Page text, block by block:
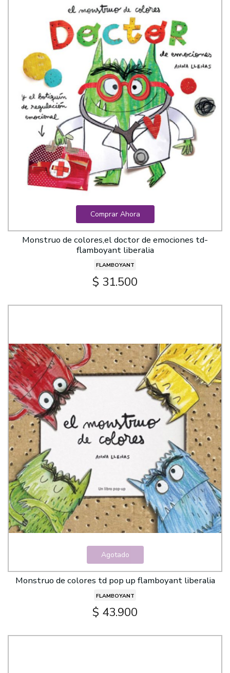
Comprar Ahora
Monstruo de colores,el doctor de emociones td-
flamboyant liberalia
FLAMBOYANT
$ 31.500
Agotado
Monstruo de colores td pop up flamboyant liberalia
FLAMBOYANT
$ 43.900